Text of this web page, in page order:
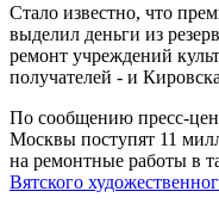
Стало известно, что
выделил деньги из
ремонт учреждений
получателей - и
По сообщению пресс-
Москвы поступят 11
на ремонтные работы в
Вятского